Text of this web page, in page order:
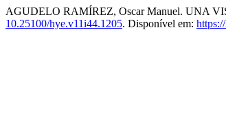
AGUDELO RAMÍREZ, Oscar Manuel. UNA
10.25100/hye.v11i44.1205. Disponível em: